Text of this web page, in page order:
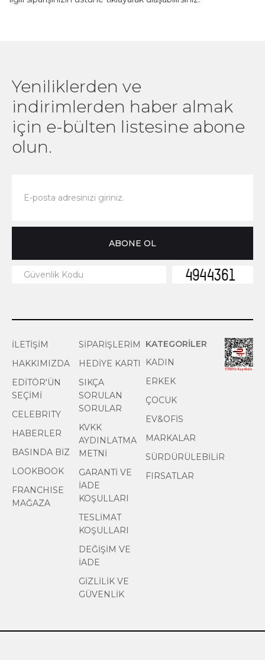
Yeniliklerden ve
indirimlerden haber almak
için e-bülten listesine abone
olun.
İLETİŞİM
HAKKIMIZDA
EDİTÖR'ÜN
SEÇİMİ
CELEBRITY
HABERLER
BASINDA BİZ
LOOKBOOK
FRANCHISE
MAĞAZA
SİPARİŞLERİM
HEDİYE KARTI
SIKÇA
SORULAN
SORULAR
KVKK
AYDINLATMA
METNİ
GARANTİ VE
İADE
KOŞULLARI
TESLİMAT
KOŞULLARI
DEĞİŞİM VE
İADE
GİZLİLİK VE
GÜVENLİK
KATEGORİLER
KADIN
ERKEK
ÇOCUK
EV&OFİS
MARKALAR
SÜRDÜRÜLEBİLİR
FIRSATLAR